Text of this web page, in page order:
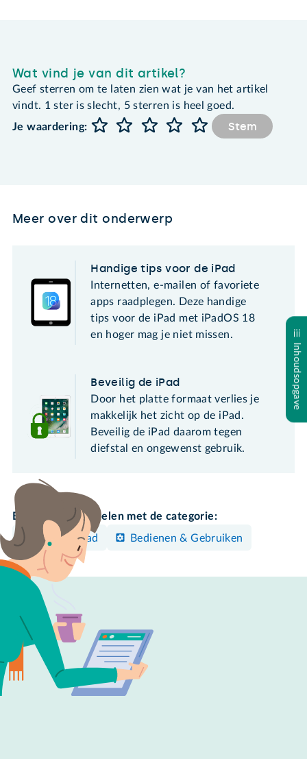
Inhoudsopgave
Wat vind je van dit artikel?
Geef sterren om te laten zien wat je van het artikel
vindt. 1 ster is slecht, 5 sterren is heel goed.
Je waardering:
Stem
Meer over dit onderwerp
Handige tips voor de iPad
Internetten, e-mailen of favoriete
apps raadplegen. Deze handige
tips voor de iPad met iPadOS 18
en hoger mag je niet missen.
Beveilig de iPad
Door het platte formaat verlies je
makkelijk het zicht op de iPad.
Beveilig de iPad daarom tegen
diefstal en ongewenst gebruik.
Bekijk meer artikelen met de categorie:
iPhone/iPad
Bedienen & Gebruiken